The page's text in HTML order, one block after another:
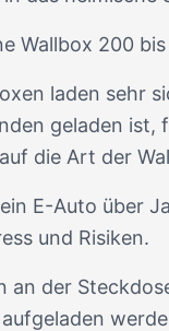
Wallbox 200
laden sehr
geladen ist,
die Art der
E-Auto über
und Risiken.
an der